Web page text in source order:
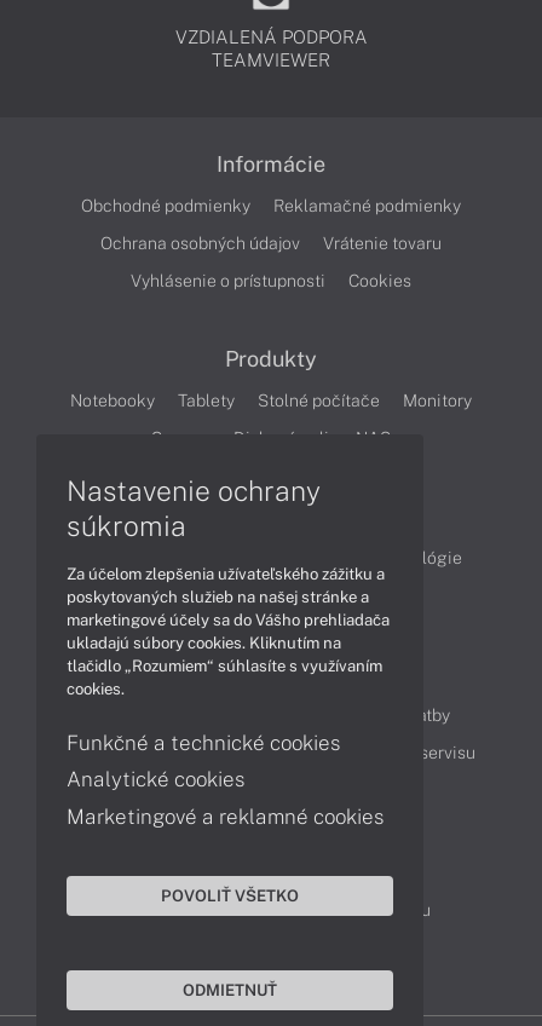
VZDIALENÁ PODPORA
TEAMVIEWER
Informácie
Obchodné podmienky
Reklamačné podmienky
Ochrana osobných údajov
Vrátenie tovaru
Vyhlásenie o prístupnosti
Cookies
Produkty
Notebooky Tablety Stolné počítače
Monitory
Servery
Diskové polia a NAS
Technológie
Videá
Obsah
Možnosti doručenia a platby
Podpora a servis
Servisné služby Cenník servisu
Kontakty
043 4224 771
Obchodné oddelenie
Reklamácia tovaru
Nastavenie ochrany
súkromia
Za účelom zlepšenia užívateľského zážitku a
poskytovaných služieb na našej stránke a
marketingové účely sa do Vášho prehliadača
ukladajú súbory cookies. Kliknutím na
tlačidlo „Rozumiem“ súhlasíte s využívaním
cookies.
Funkčné a technické cookies
Analytické cookies
Marketingové a reklamné cookies
POVOLIŤ VŠETKO
ODMIETNUŤ